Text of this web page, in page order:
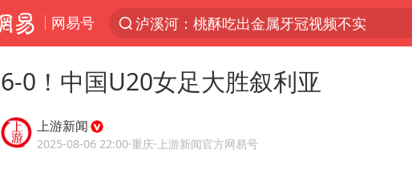
网易号
泸溪河：桃酥吃出金属牙冠视频不实
泰国校园枪击案死亡人数升至7人
四川宜宾市高县发生4.9级地震
6-0！中国U20女足大胜叙利亚
上游新闻
2025-08-06 22:00·重庆·上游新闻官方网易号